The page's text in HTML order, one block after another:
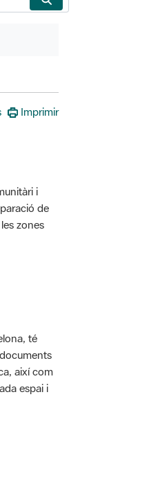
Imprimir
i
de
zones
té
així com
espai i